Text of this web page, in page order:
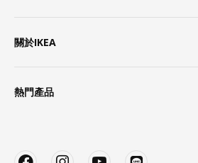
關於IKEA
熱門產品